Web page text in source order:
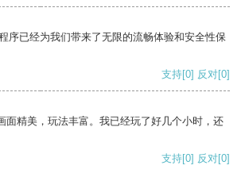
序已经为我们带来了无限的流畅体验和安全性保
支持[0] 反对[0]
面精美，玩法丰富。我已经玩了好几个小时，还
支持[0] 反对[0]